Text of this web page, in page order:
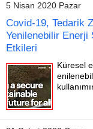
5 Nisan 2020 Pazar
Covid-19, Tedarik
Yenilenebilir Enerji
Etkileri
Küresel